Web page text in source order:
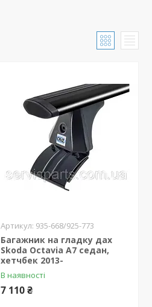
935-668/925-773
Багажник на гладку дах
Skoda Octavia A7 седан,
хетчбек 2013-
В наявності
7 110 ₴